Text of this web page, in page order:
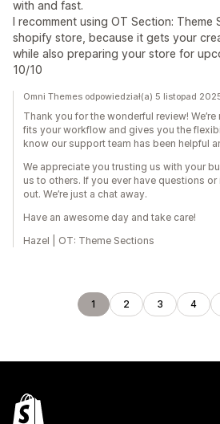
with and fast.
I recomment using OT Section: Theme
shopify store, because it gets your
while also preparing your store for
10/10
Omni Themes odpowiedział(a) 5 listopad
Thank you for the wonderful review!
fits your workflow and gives you the
know our support team has been helpful
We appreciate you trusting us with your
us to others. If you ever have questions or
out. We’re just a chat away.
Have an awesome day and take care!
Hazel | OT: Theme Sections
1 2 3 4